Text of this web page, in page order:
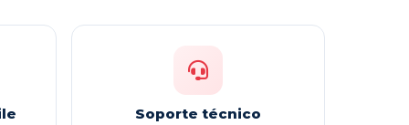
Soporte técnico